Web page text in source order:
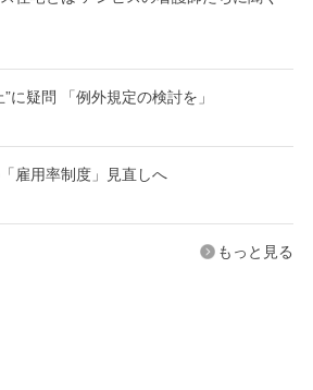
に疑問 「例外規定の検討を」
雇用率制度」見直しへ
もっと見る